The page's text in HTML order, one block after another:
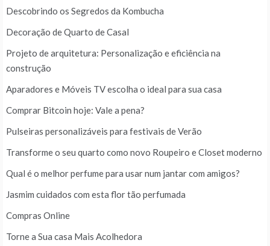
Descobrindo os Segredos da Kombucha
Decoração de Quarto de Casal
Projeto de arquitetura: Personalização e eficiência na
construção
Aparadores e Móveis TV escolha o ideal para sua casa
Comprar Bitcoin hoje: Vale a pena?
Pulseiras personalizáveis para festivais de Verão
Transforme o seu quarto como novo Roupeiro e Closet moderno
Qual é o melhor perfume para usar num jantar com amigos?
Jasmim cuidados com esta flor tão perfumada
Compras Online
Torne a Sua casa Mais Acolhedora